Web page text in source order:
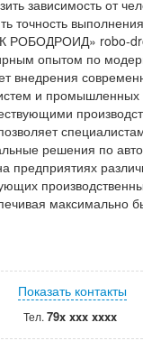
зависимость от
точность
РОБОДРОИД» robo-
опытом по
внедрения
и промышленных
решения по
предприятиях
максимально
Показать контакты
Тел. 79x xxx xxxx